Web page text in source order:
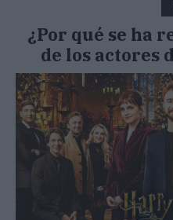
¿Por qué se ha
de los actores